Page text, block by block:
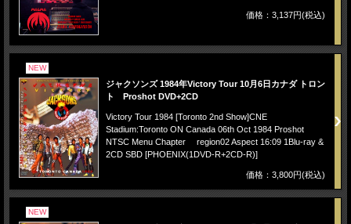
価格：3,137円(税込)
NEW
ジャクソンズ 1984年Victory Tour 10月6日カナダ トロン
ト Proshot DVD+2CD
Victory Tour 1984 [Toronto 2nd Show]CNE
Stadium:Toronto ON Canada 06th Oct 1984 Proshot
NTSC Menu Chapter region02 Aspect 16:09 1Blu-ray &
2CD SBD [PHOENIX(1DVD-R+2CD-R)]
価格：3,800円(税込)
NEW